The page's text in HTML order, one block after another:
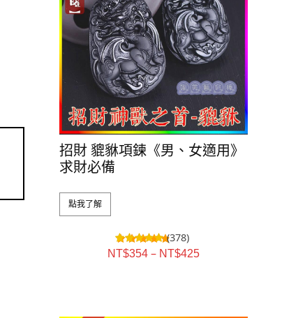
招財 貔貅項鍊《男、女適用》
求財必備
點我了解
(378)
NT$354 – NT$425